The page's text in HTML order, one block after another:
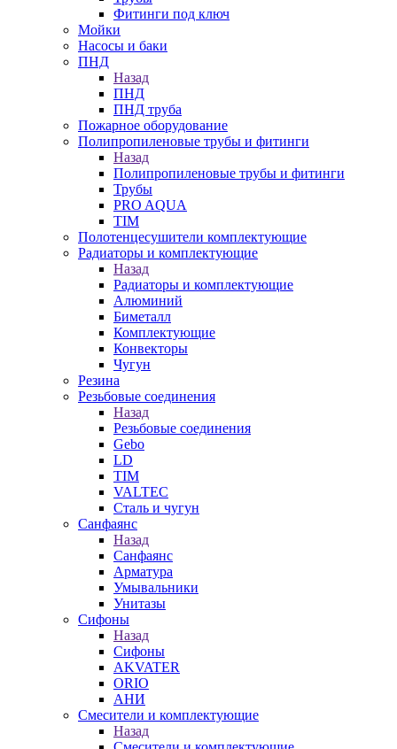
Фитинги под ключ
Мойки
Насосы и баки
ПНД
Назад
ПНД
ПНД труба
Пожарное оборудование
Полипропиленовые трубы и фитинги
Назад
Полипропиленовые трубы и фитинги
Трубы
PRO AQUA
TIM
Полотенцесушители комплектующие
Радиаторы и комплектующие
Назад
Радиаторы и комплектующие
Алюминий
Биметалл
Комплектующие
Конвекторы
Чугун
Резина
Резьбовые соединения
Назад
Резьбовые соединения
Gebo
LD
TIM
VALTEC
Сталь и чугун
Санфаянс
Назад
Санфаянс
Арматура
Умывальники
Унитазы
Сифоны
Назад
Сифоны
AKVATER
ORIO
АНИ
Смесители и комплектующие
Назад